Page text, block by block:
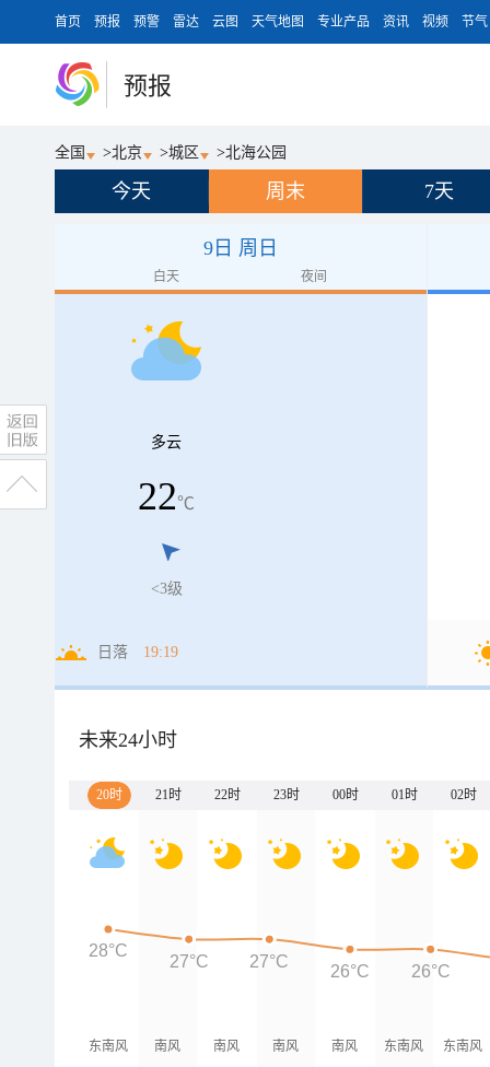
首页 预报 预警 雷达 云图 天气地图 专业产品 资讯 视频 节气
预报
全国 >北京 >城区 >北海公园
今天 周末 7天
9日 周日
白天 夜间
多云
22℃
<3级
日落 19:19
未来24小时
20时 21时 22时 23时 00时 01时 02时
东南风 南风 南风 南风 南风 东南风 东南风
28°C
27°C 27°C
26°C 26°C